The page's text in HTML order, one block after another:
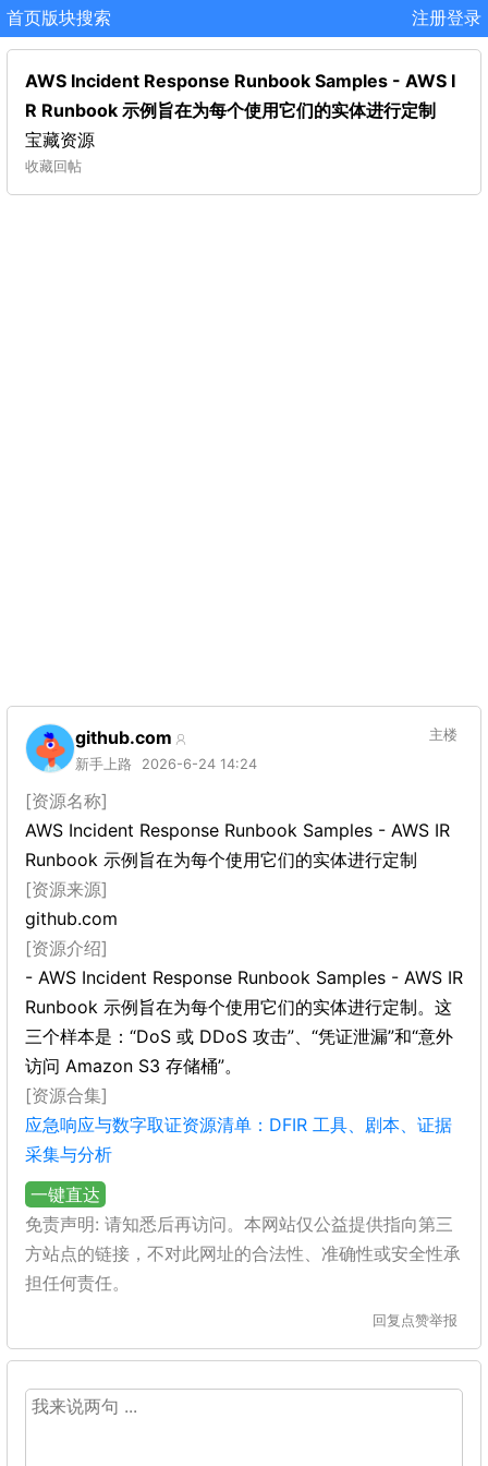
首页版块搜索 注册登录
AWS Incident Response Runbook Samples - AWS I
R Runbook 示例旨在为每个使用它们的实体进行定制
宝藏资源
收藏回帖
github.com
新手上路 2026-6-24 14:24
主楼
[资源名称]
AWS Incident Response Runbook Samples - AWS IR
Runbook 示例旨在为每个使用它们的实体进行定制
[资源来源]
github.com
[资源介绍]
- AWS Incident Response Runbook Samples - AWS IR
Runbook 示例旨在为每个使用它们的实体进行定制。这
三个样本是：“DoS 或 DDoS 攻击”、“凭证泄漏”和“意外
访问 Amazon S3 存储桶”。
[资源合集]
应急响应与数字取证资源清单：DFIR 工具、剧本、证据
采集与分析
一键直达
免责声明: 请知悉后再访问。本网站仅公益提供指向第三
方站点的链接，不对此网址的合法性、准确性或安全性承
担任何责任。
回复 点赞举报